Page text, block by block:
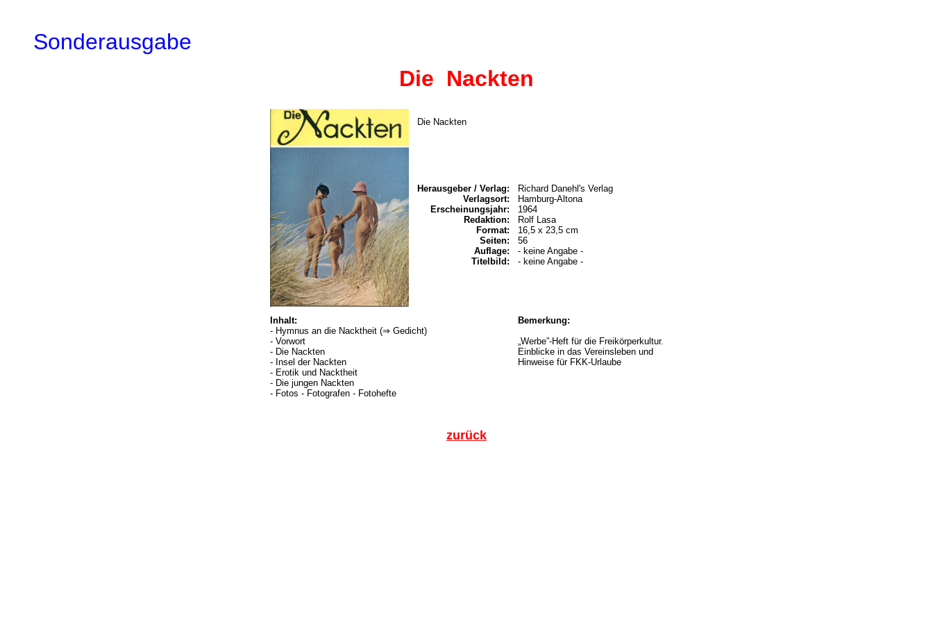
Sonderausgabe
Die Nackten
Die Nackten
Herausgeber / Verlag:
Verlagsort:
Erscheinungsjahr:
Redaktion:
Format:
Seiten:
Auflage:
Titelbild:
Richard Danehl's Verlag
Hamburg-Altona
1964
Rolf Lasa
16,5 x 23,5 cm
56
- keine Angabe -
- keine Angabe -
Inhalt:
- Hymnus an die Nacktheit (⇒ Gedicht)
- Vorwort
- Die Nackten
- Insel der Nackten
- Erotik und Nacktheit
- Die jungen Nackten
- Fotos - Fotografen - Fotohefte
Bemerkung:
„Werbe”-Heft für die Freikörperkultur.
Einblicke in das Vereinsleben und
Hinweise für FKK-Urlaube
zurück